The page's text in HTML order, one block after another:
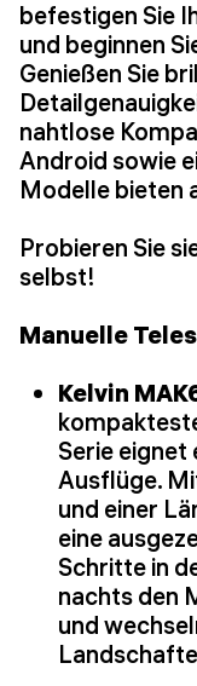
befestigen Sie
und beginnen
Genießen Sie
nahtlose
Android sowie
Modelle bieten
Probieren Sie
selbst!
Manuelle
Kelvin
Serie eignet
Ausflüge.
und einer
eine
Schritte in
nachts den
und